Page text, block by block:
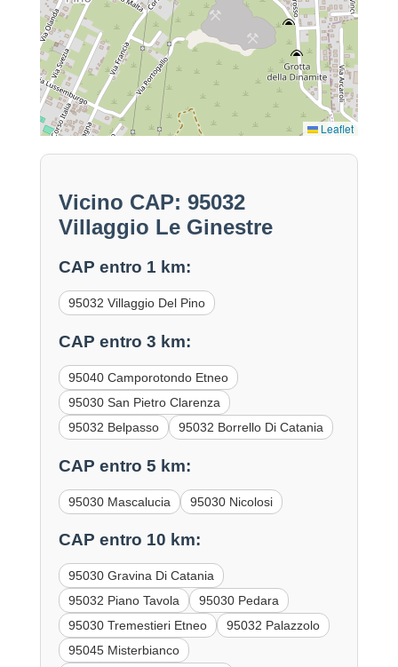
Leaflet
Vicino CAP: 95032
Villaggio Le Ginestre
CAP entro 1 km:
95032 Villaggio Del Pino
CAP entro 3 km:
95040 Camporotondo Etneo
95030 San Pietro Clarenza
95032 Belpasso
95032 Borrello Di Catania
CAP entro 5 km:
95030 Mascalucia 95030 Nicolosi
CAP entro 10 km:
95030 Gravina Di Catania
95032 Piano Tavola
95030 Pedara
95030 Tremestieri Etneo
95032 Palazzolo
95045 Misterbianco